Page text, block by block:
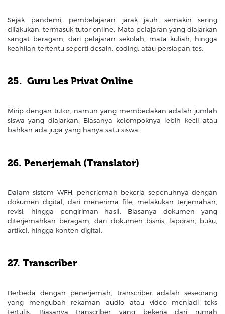
Sejak pandemi, pembelajaran jarak jauh semakin sering
dilakukan, termasuk tutor online. Mata pelajaran yang diajarkan
sangat beragam, dari pelajaran sekolah, mata kuliah, hingga
keahlian tertentu seperti desain, coding, atau persiapan tes.
25. Guru Les Privat Online
Mirip dengan tutor, namun yang membedakan adalah jumlah
siswa yang diajarkan. Biasanya kelompoknya lebih kecil atau
bahkan ada juga yang hanya satu siswa.
26. Penerjemah (Translator)
Dalam sistem WFH, penerjemah bekerja sepenuhnya dengan
dokumen digital, dari menerima file, melakukan terjemahan,
revisi, hingga pengiriman hasil. Biasanya dokumen yang
diterjemahkan beragam, dari dokumen bisnis, laporan, buku,
artikel, hingga konten digital.
27. Transcriber
Berbeda dengan penerjemah, transcriber adalah seseorang
yang mengubah rekaman audio atau video menjadi teks
tertulis. Biasanya transcriber yang bekerja dari rumah